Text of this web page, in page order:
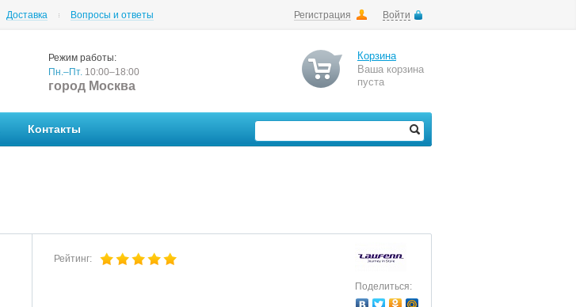
Регистрация Войти
Доставка Вопросы и ответы
Режим работы:
Пн.–Пт. 10:00–18:00
город Москва
Корзина
Ваша корзина
пуста
Контакты
Рейтинг:
Поделиться: